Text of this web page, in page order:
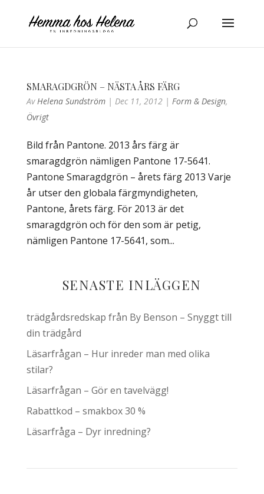
SMARAGDGRÖN – NÄSTA ÅRS FÄRG
AvHelena Sundström| Dec 11, 2012| Form & Design,
Övrigt
Bild från Pantone. 2013 års färg är
smaragdgrön nämligen Pantone 17-5641.
Pantone Smaragdgrön – årets färg 2013 Varje
år utser den globala färgmyndigheten,
Pantone, årets färg. För 2013 är det
smaragdgrön och för den som är petig,
nämligen Pantone 17-5641, som...
SENASTE INLÄGGEN
trädgårdsredskap från By Benson – Snyggt till
din trädgård
Läsarfrågan – Hur inreder man med olika
stilar?
Läsarfrågan – Gör en tavelvägg!
Rabattkod – smakbox 30 %
Läsarfråga – Dyr inredning?